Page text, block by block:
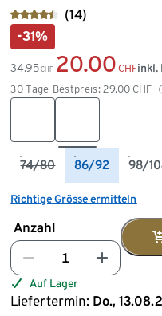
(14)
-31%
34.95 CHF 20.00 CHF
30-Tage-Bestpreis: 29.00 CHF
inkl.
74/80 86/92 98/
Richtige Grösse ermitteln
Anzahl
Auf Lager
Liefertermin: Do.,